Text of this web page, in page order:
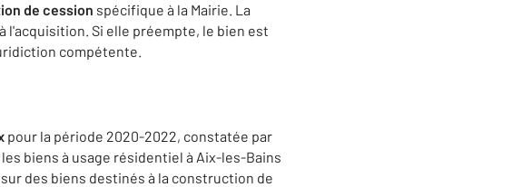
de cession spécifique à la Mairie. La
l'acquisition. Si elle préempte, le bien est
compétente.
pour la période 2020-2022, constatée par
biens à usage résidentiel à Aix-les-Bains
des biens destinés à la construction de